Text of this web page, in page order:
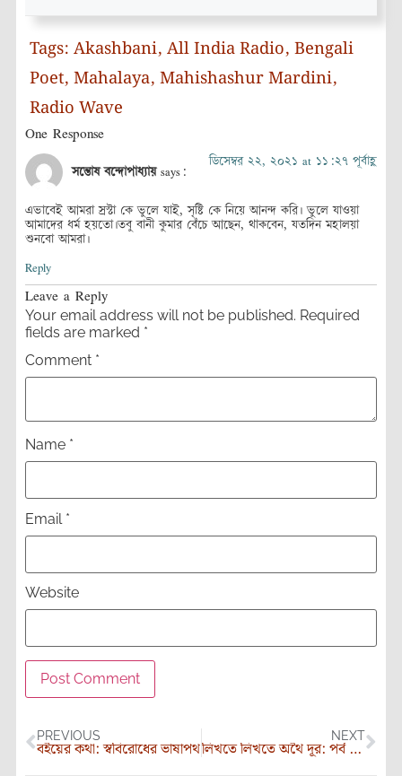
Tags: Akashbani, All India Radio, Bengali
Poet, Mahalaya, Mahishashur Mardini,
Radio Wave
One Response
সন্তোষ বন্দোপাধ্যায় says:
ডিসেম্বর ২২, ২০২১ at ১১:২৭ পূর্বাহ্ণ
এভাবেই আমরা স্রস্টা কে ভুলে যাই, সৃষ্টি কে নিয়ে আনন্দ করি। ভুলে যাওয়া
আমাদের ধর্ম হয়তো।তবু বানী কুমার বেঁচে আছেন, থাকবেন, যতদিন মহালয়া
শুনবো আমরা।
Reply
Leave a Reply
Your email address will not be published. Required
fields are marked *
Comment *
Name *
Email *
Website
PREVIOUS
বইয়ের কথা: স্ববিরোধের ভাষাপথ
NEXT
লিখতে লিখতে অথৈ দূর: পর্ব ২৪- পতন অভ্যুদয় বন্ধুর পন্থা